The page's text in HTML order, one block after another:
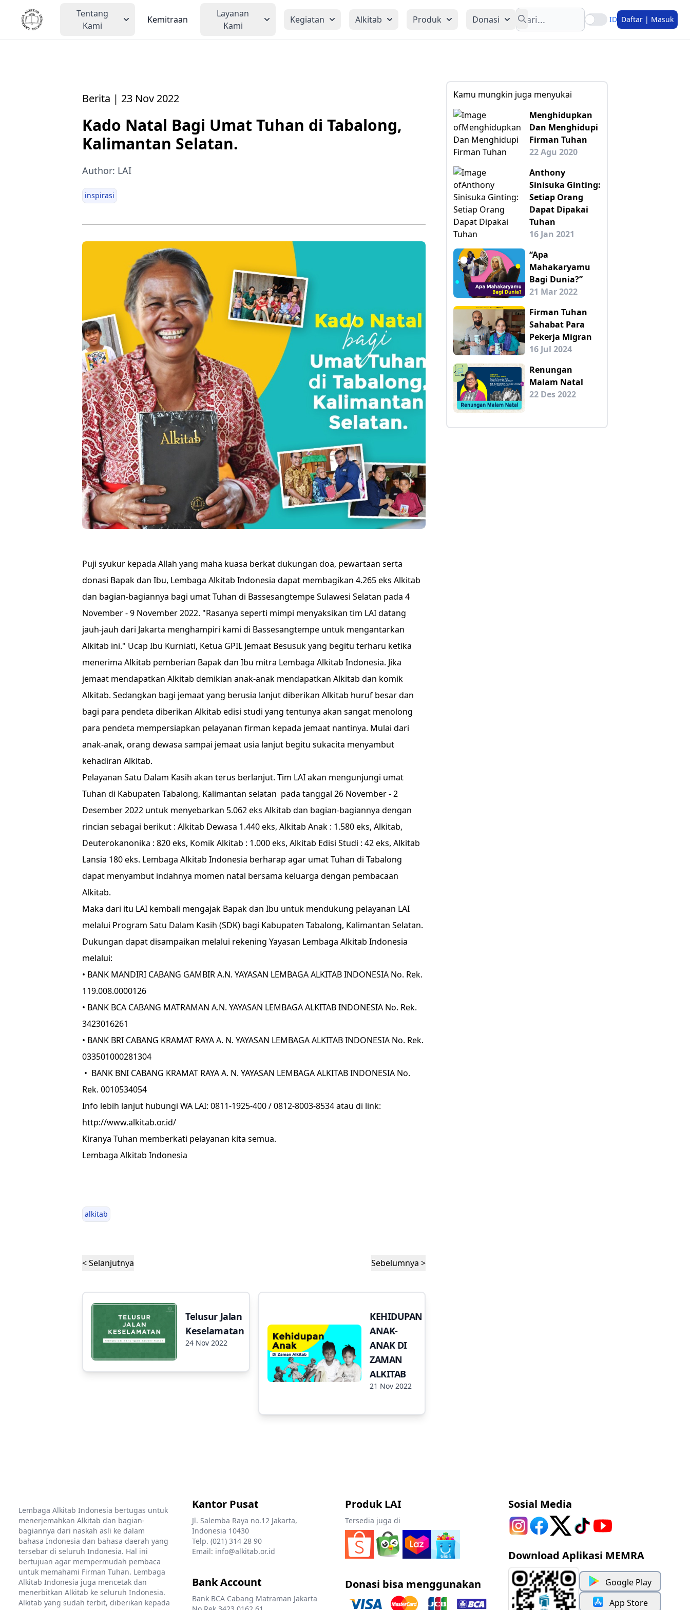
Tentang
Kami
Kemitraan
Layanan
Kami
Kegiatan Alkitab Produk Donasi
Search
ID Daftar | Masuk
Berita | 23 Nov 2022
Kado Natal Bagi Umat Tuhan di Tabalong,
Kalimantan Selatan.
Author: LAI
inspirasi
Puji syukur kepada Allah yang maha kuasa berkat dukungan doa, pewartaan serta
donasi Bapak dan Ibu, Lembaga Alkitab Indonesia dapat membagikan 4.265 eks Alkitab
dan bagian-bagiannya bagi umat Tuhan di Bassesangtempe Sulawesi Selatan pada 4
November - 9 November 2022. "Rasanya seperti mimpi menyaksikan tim LAI datang
jauh-jauh dari Jakarta menghampiri kami di Bassesangtempe untuk mengantarkan
Alkitab ini." Ucap Ibu Kurniati, Ketua GPIL Jemaat Besusuk yang begitu terharu ketika
menerima Alkitab pemberian Bapak dan Ibu mitra Lembaga Alkitab Indonesia. Jika
jemaat mendapatkan Alkitab demikian anak-anak mendapatkan Alkitab dan komik
Alkitab. Sedangkan bagi jemaat yang berusia lanjut diberikan Alkitab huruf besar dan
bagi para pendeta diberikan Alkitab edisi studi yang tentunya akan sangat menolong
para pendeta mempersiapkan pelayanan firman kepada jemaat nantinya. Mulai dari
anak-anak, orang dewasa sampai jemaat usia lanjut begitu sukacita menyambut
kehadiran Alkitab.
Pelayanan Satu Dalam Kasih akan terus berlanjut. Tim LAI akan mengunjungi umat
Tuhan di Kabupaten Tabalong, Kalimantan selatan pada tanggal 26 November - 2
Desember 2022 untuk menyebarkan 5.062 eks Alkitab dan bagian-bagiannya dengan
rincian sebagai berikut : Alkitab Dewasa 1.440 eks, Alkitab Anak : 1.580 eks, Alkitab,
Deuterokanonika : 820 eks, Komik Alkitab : 1.000 eks, Alkitab Edisi Studi : 42 eks, Alkitab
Lansia 180 eks. Lembaga Alkitab Indonesia berharap agar umat Tuhan di Tabalong
dapat menyambut indahnya momen natal bersama keluarga dengan pembacaan
Alkitab.
Maka dari itu LAI kembali mengajak Bapak dan Ibu untuk mendukung pelayanan LAI
melalui Program Satu Dalam Kasih (SDK) bagi Kabupaten Tabalong, Kalimantan Selatan.
Dukungan dapat disampaikan melalui rekening Yayasan Lembaga Alkitab Indonesia
melalui:
• BANK MANDIRI CABANG GAMBIR A.N. YAYASAN LEMBAGA ALKITAB INDONESIA No. Rek.
119.008.0000126
• BANK BCA CABANG MATRAMAN A.N. YAYASAN LEMBAGA ALKITAB INDONESIA No. Rek.
3423016261
• BANK BRI CABANG KRAMAT RAYA A. N. YAYASAN LEMBAGA ALKITAB INDONESIA No. Rek.
033501000281304
• BANK BNI CABANG KRAMAT RAYA A. N. YAYASAN LEMBAGA ALKITAB INDONESIA No.
Rek. 0010534054
Info lebih lanjut hubungi WA LAI: 0811-1925-400 / 0812-8003-8534 atau di link:
http://www.alkitab.or.id/
Kiranya Tuhan memberkati pelayanan kita semua.
Lembaga Alkitab Indonesia
alkitab
< Selanjutnya Sebelumnya >
Telusur Jalan
Keselamatan
24 Nov 2022
KEHIDUPAN
ANAK-
ANAK DI
ZAMAN
ALKITAB
21 Nov 2022
Kamu mungkin juga menyukai
Menghidupkan
Dan Menghidupi
Firman Tuhan
22 Agu 2020
Anthony
Sinisuka Ginting:
Setiap Orang
Dapat Dipakai
Tuhan
16 Jan 2021
“Apa
Mahakaryamu
Bagi Dunia?”
21 Mar 2022
Firman Tuhan
Sahabat Para
Pekerja Migran
16 Jul 2024
Renungan
Malam Natal
22 Des 2022
Lembaga Alkitab Indonesia bertugas untuk
menerjemahkan Alkitab dan bagian-
bagiannya dari naskah asli ke dalam
bahasa Indonesia dan bahasa daerah yang
tersebar di seluruh Indonesia. Hal ini
bertujuan agar mempermudah pembaca
untuk memahami Firman Tuhan. Lembaga
Alkitab Indonesia juga mencetak dan
menerbitkan Alkitab ke seluruh Indonesia.
Alkitab yang sudah terbit, diberikan kepada
Kantor Pusat
Jl. Salemba Raya no.12 Jakarta,
Indonesia 10430
Telp. (021) 314 28 90
Email: info@alkitab.or.id
Bank Account
Bank BCA Cabang Matraman Jakarta
Produk LAI
Tersedia juga di
Donasi bisa menggunakan
Sosial Media
Download Aplikasi MEMRA
Google Play
App Store